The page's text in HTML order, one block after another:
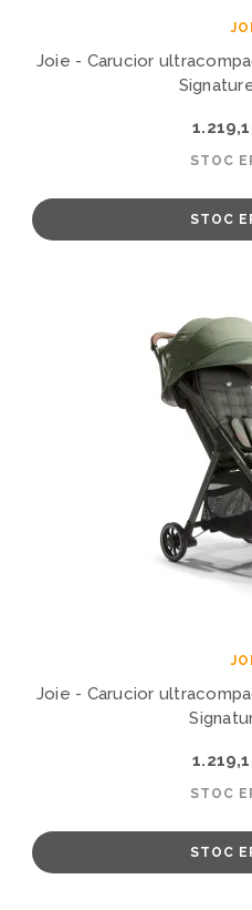
Joie - Carucior
STOC
STOC
Joie - Carucior
STOC
STOC